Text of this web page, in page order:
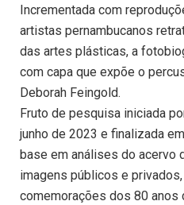
Incrementada com
artistas pernambucanos
das artes plásticas, a
com capa que expõe o
Deborah Feingold.
Fruto de pesquisa iniciada
junho de 2023 e finalizada
base em análises do acervo
imagens públicos e
comemorações dos 80